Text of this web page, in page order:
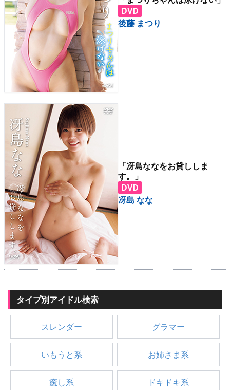
DVD
後藤 まつり
「冴島ななをお貸ししま
す。」
DVD
冴島 なな
タイプ別アイドル検索
スレンダー グラマー
いもうと系 お姉さま系
癒し系 ドキドキ系